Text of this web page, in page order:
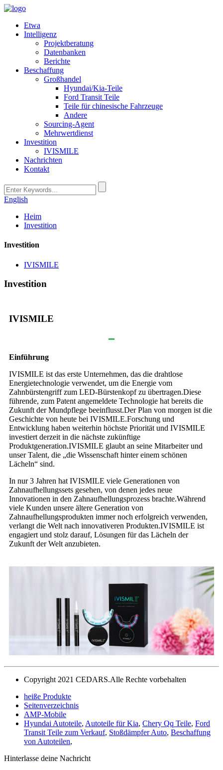
Etwa
Intelligenz
Projektberatung
Datenbanken
Berichte
Beschaffung
Großhandel
Hyundai/Kia-Teile
Ford Transit Teile
Teile für chinesische Fahrzeuge
Andere
Sourcing-Agent
Mehrwertdienst
Investition
IVISMILE
Nachrichten
Kontakt
English
Heim
Investition
Investition
IVISMILE
Investition
IVISMILE
Einführung
IVISMILE ist das erste Unternehmen, das die drahtlose
Energietechnologie verwendet, um die Energie vom
Zahnbürstengriff zum LED-Bürstenkopf zu übertragen.Diese
führende, zum Patent angemeldete Technologie hat bereits die
Zukunft der Mundpflege beeinflusst.Der Plan von morgen ist die
Geschichte von heute bei IVISMILE.Forschung und
Entwicklung haben weiterhin höchste Priorität und IVISMILE
investiert derzeit in die nächste zukünftige
Produktgeneration.IVISMILE glaubt an seine Mitarbeiter und
unser Talent, die „die Wissenschaft hinter einem schönen
Lächeln“ sind.
In nur 3 Jahren hat IVISMILE viele Generationen von
Zahnaufhellungssets gesehen, von denen jedes neue
Innovationen in den Zahnaufhellungsprozess brachte.Während
viele Kunden unsere ältere Generation von
Zahnaufhellungsprodukten immer noch erfolgreich verwenden,
verlangt die Welt nach innovativeren Produkten.IVISMILE ist
engagiert und stolz darauf, Lösungen für das Lächeln der
Zukunft der Welt anzubieten.
Copyright 2021 CEDARS.Alle Rechte vorbehalten
heiße Produkte
Seitenverzeichnis
AMP-Mobile
Hyundai Autoteile, Autoteile für Kia, Chery Qq Teile, Ford
Transit Teile zum Verkauf, Stoßdämpfer Auto, Beschaffung
von Autoteilen,
Hinterlasse deine Nachricht